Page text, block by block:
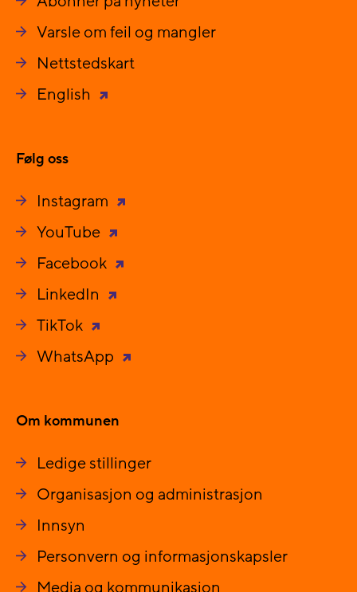
Varsle om feil og mangler
Nettstedskart
English
Følg oss
Instagram
YouTube
Facebook
LinkedIn
TikTok
WhatsApp
Om kommunen
Ledige stillinger
Organisasjon og administrasjon
Innsyn
Personvern og informasjonskapsler
Media og kommunikasjon